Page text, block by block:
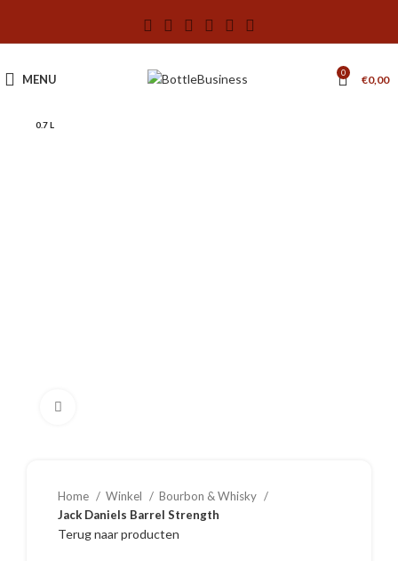
MENU 0 €0,00
0.7 L
Home Winkel
Bourbon & Whisky
Jack Daniels Barrel Strength
Terug naar producten